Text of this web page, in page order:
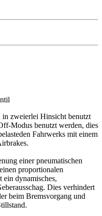
in zweierlei Hinsicht benutzt
Modus benutzt werden, dies
Fahrwerks mit einem
einer pneumatischen
proportionalen
ein dynamisches,
Dies verhindert
beim Bremsvorgang und